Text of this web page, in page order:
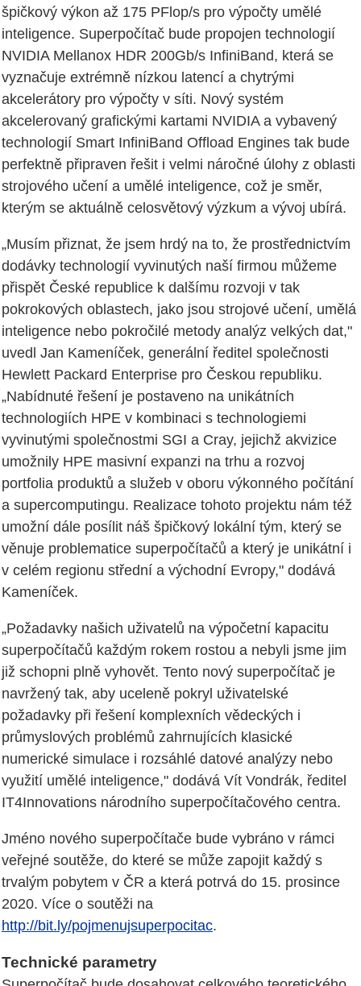
špičkový výkon až 175 PFlop/s pro výpočty umělé
inteligence. Superpočítač bude propojen technologií
NVIDIA Mellanox HDR 200Gb/s InfiniBand, která se
vyznačuje extrémně nízkou latencí a chytrými
akcelerátory pro výpočty v síti. Nový systém
akcelerovaný grafickými kartami NVIDIA a vybavený
technologií Smart InfiniBand Offload Engines tak bude
perfektně připraven řešit i velmi náročné úlohy z oblasti
strojového učení a umělé inteligence, což je směr,
kterým se aktuálně celosvětový výzkum a vývoj ubírá.
„Musím přiznat, že jsem hrdý na to, že prostřednictvím
dodávky technologií vyvinutých naší firmou můžeme
přispět České republice k dalšímu rozvoji v tak
pokrokových oblastech, jako jsou strojové učení, umělá
inteligence nebo pokročilé metody analýz velkých dat,"
uvedl Jan Kameníček, generální ředitel společnosti
Hewlett Packard Enterprise pro Českou republiku.
„Nabídnuté řešení je postaveno na unikátních
technologiích HPE v kombinaci s technologiemi
vyvinutými společnostmi SGI a Cray, jejichž akvizice
umožnily HPE masivní expanzi na trhu a rozvoj
portfolia produktů a služeb v oboru výkonného počítání
a supercomputingu. Realizace tohoto projektu nám též
umožní dále posílit náš špičkový lokální tým, který se
věnuje problematice superpočítačů a který je unikátní i
v celém regionu střední a východní Evropy," dodává
Kameníček.
„Požadavky našich uživatelů na výpočetní kapacitu
superpočítačů každým rokem rostou a nebyli jsme jim
již schopni plně vyhovět. Tento nový superpočítač je
navržený tak, aby uceleně pokryl uživatelské
požadavky při řešení komplexních vědeckých i
průmyslových problémů zahrnujících klasické
numerické simulace i rozsáhlé datové analýzy nebo
využití umělé inteligence," dodává Vít Vondrák, ředitel
IT4Innovations národního superpočítačového centra.
Jméno nového superpočítače bude vybráno v rámci
veřejné soutěže, do které se může zapojit každý s
trvalým pobytem v ČR a která potrvá do 15. prosince
2020. Více o soutěži na
http://bit.ly/pojmenujsuperpocitac.
Technické parametry